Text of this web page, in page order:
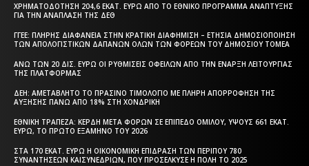
ΧΡΗΜΑΤΟΔΌΤΗΣΗ 204,6 ΕΚΑΤ. ΕΥΡΏ ΑΠΌ ΤΟ ΕΘΝΙΚΌ ΠΡΌΓΡΑΜΜΑ ΑΝΆΠΤΥΞΗΣ
ΓΙΑ ΤΗΝ ΑΝΆΠΛΑΣΗ ΤΗΣ ΔΕΘ
ΓΓΕΕ: ΠΛΉΡΗΣ ΔΙΑΦΆΝΕΙΑ ΣΤΗΝ ΚΡΑΤΙΚΉ ΔΙΑΦΉΜΙΣΗ – EΤΉΣΙΑ ΔΗΜΟΣΙΟΠΟΊΗΣΗ
ΤΩΝ ΑΠΟΛΟΓΙΣΤΙΚΏΝ ΔΑΠΑΝΏΝ ΌΛΩΝ ΤΩΝ ΦΟΡΈΩΝ ΤΟΥ ΔΗΜΟΣΊΟΥ ΤΟΜΈΑ
ΆΝΩ ΤΩΝ 20 ΔΙΣ. ΕΥΡΏ ΟΙ ΡΥΘΜΊΣΕΙΣ ΟΦΕΙΛΏΝ ΑΠΌ ΤΗΝ ΈΝΑΡΞΗ ΛΕΙΤΟΥΡΓΊΑΣ
ΤΗΣ ΠΛΑΤΦΌΡΜΑΣ
ΔΕΗ: ΑΜΕΤΆΒΛΗΤΟ ΤΟ ΠΡΆΣΙΝΟ ΤΙΜΟΛΌΓΙΟ ΜΕ ΠΛΉΡΗ ΑΠΟΡΡΌΦΗΣΗ ΤΗΣ
ΑΎΞΗΣΗΣ ΠΆΝΩ ΑΠΌ 18% ΣΤΗ ΧΟΝΔΡΙΚΉ
ΕΘΝΙΚΉ ΤΡΆΠΕΖΑ: ΚΈΡΔΗ ΜΕΤΆ ΦΌΡΩΝ ΣΕ ΕΠΊΠΕΔΟ ΟΜΊΛΟΥ, ΎΨΟΥΣ 661 ΕΚΑΤ.
ΕΥΡΏ, ΤΟ ΠΡΏΤΟ ΕΞΆΜΗΝΟ ΤΟΥ 2026
ΣΤΑ 170 ΕΚΑΤ. ΕΥΡΏ Η ΟΙΚΟΝΟΜΙΚΉ ΕΠΊΔΡΑΣΗ ΤΩΝ ΠΕΡΊΠΟΥ 780
ΣΥΝΑΝΤΉΣΕΩΝ ΚΑΙΣΥΝΕΔΡΊΩΝ, ΠΟΥ ΠΡΟΣΈΛΚΥΣΕ Η ΠΌΛΗ ΤΟ 2025